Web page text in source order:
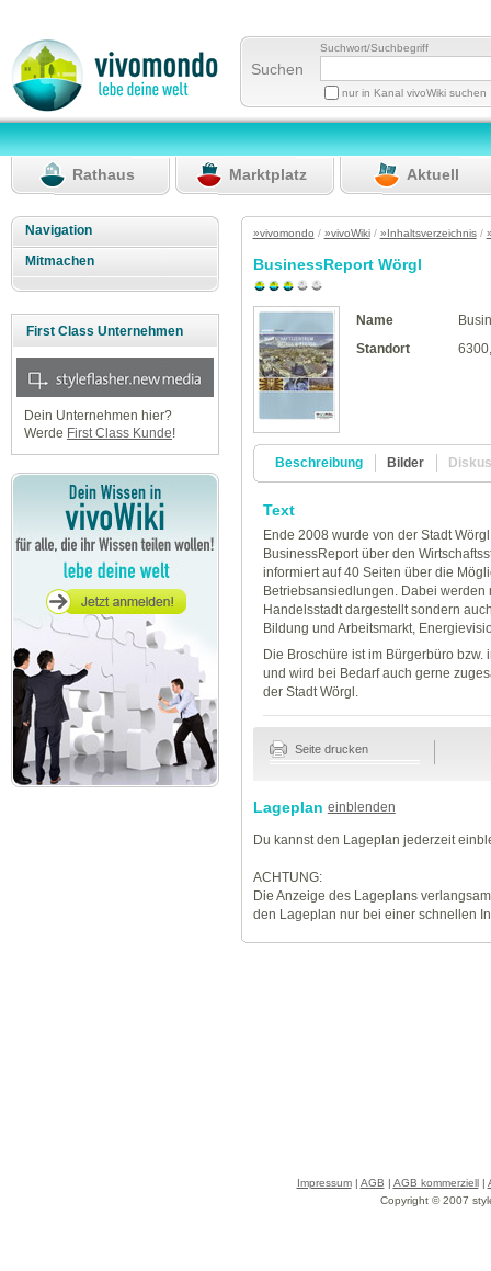
Suchen
Suchwort/Suchbegriff
nur in Kanal vivoWiki suchen
Rathaus Marktplatz Aktuell
Navigation
Mitmachen
First Class Unternehmen
Dein Unternehmen hier?
Werde First Class Kunde!
»vivomondo / »vivoWiki/ »Inhaltsverzeichnis/
BusinessReport Wörgl
Name
Standort
Beschreibung Bilder
Text
Ende 2008 wurde von der Stadt
BusinessReport über den
informiert auf 40 Seiten über die
Betriebsansiedlungen. Dabei
Handelsstadt dargestellt sondern
Bildung und Arbeitsmarkt,
Die Broschüre ist im Bürgerbüro
und wird bei Bedarf auch gerne
der Stadt Wörgl.
Seite drucken
Lageplan einblenden
Du kannst den Lageplan jederzeit
ACHTUNG:
Die Anzeige des Lageplans
den Lageplan nur bei einer schnellen
Impressum| AGB AGB kommerziell
Copyright © 2007